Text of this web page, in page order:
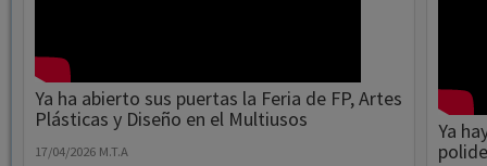
Ya ha abierto sus puertas la Feria de FP, Artes
Plásticas y Diseño en el Multiusos
17/04/2026 M.T.A
Ya